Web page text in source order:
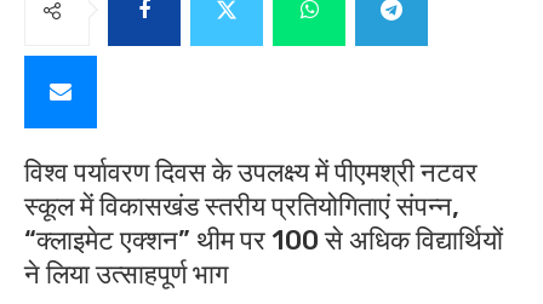
विश्व पर्यावरण दिवस के उपलक्ष्य में पीएमश्री नटवर
स्कूल में विकासखंड स्तरीय प्रतियोगिताएं संपन्न,
“क्लाइमेट एक्शन” थीम पर 100 से अधिक विद्यार्थियों
ने लिया उत्साहपूर्ण भाग